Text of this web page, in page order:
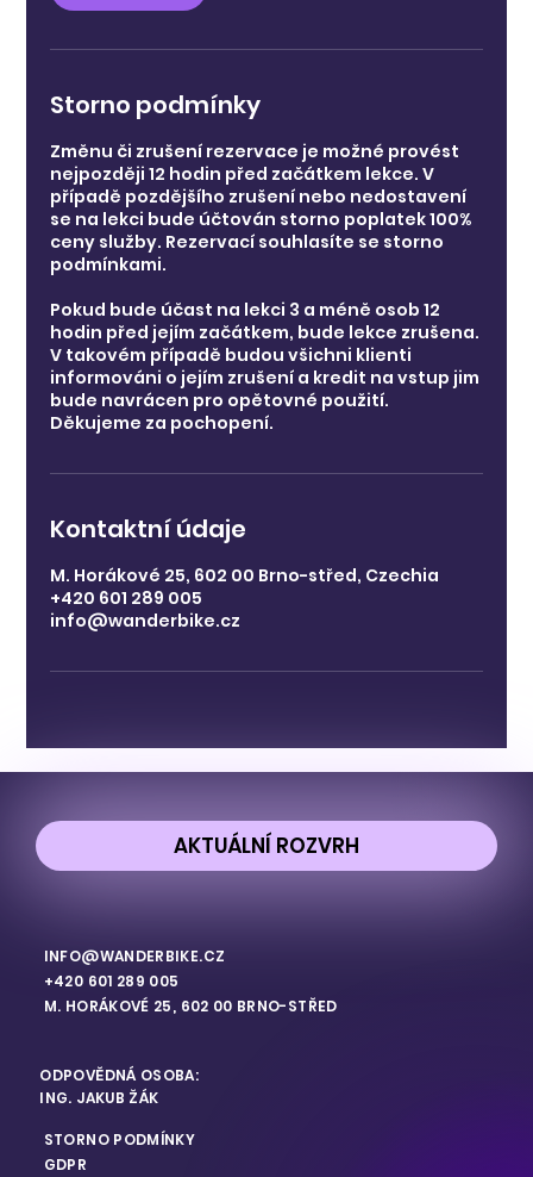
Storno podmínky
Změnu či zrušení rezervace je možné provést
nejpozději 12 hodin před začátkem lekce. V
případě pozdějšího zrušení nebo nedostavení
se na lekci bude účtován storno poplatek 100%
ceny služby. Rezervací souhlasíte se storno
podmínkami.
Pokud bude účast na lekci 3 a méně osob 12
hodin před jejím začátkem, bude lekce zrušena.
V takovém případě budou všichni klienti
informováni o jejím zrušení a kredit na vstup jim
bude navrácen pro opětovné použití.
Děkujeme za pochopení.
Kontaktní údaje
M. Horákové 25, 602 00 Brno-střed, Czechia
+420 601 289 005
info@wanderbike.cz
AKTUÁLNÍ ROZVRH
INFO@WANDERBIKE.CZ
+420 601 289 005
M. HORÁKOVÉ 25, 602 00 BRNO-STŘED
ODPOVĚDNÁ OSOBA:
ING. JAKUB ŽÁK
STORNO PODMÍNKY
GDPR